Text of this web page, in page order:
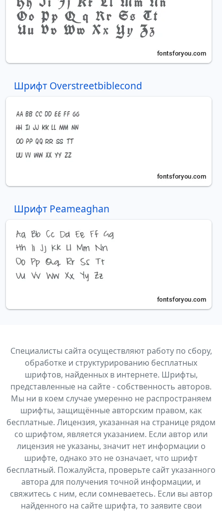
Шрифт Overstreetbiblecond
Шрифт Peameaghan
Специалисты сайта осуществляют работу по сбору,
обработке и структурированию бесплатных
шрифтов, найденных в интернете. Шрифты,
представленные на сайте - собственность авторов.
Мы ни в коем случае умеренно не распространяем
шрифты, защищённые авторским правом, как
бесплатные. Лицензия, указанная на странице рядом
со шрифтом, является указанием. Если автор или
лицензия не указаны, значит нет информации о
шрифте, однако это не означает, что шрифт
бесплатный. Пожалуйста, проверьте сайт указанного
автора для получения точной информации, и
свяжитесь с ним, если сомневаетесь. Если вы автор
найденного на сайте шрифта, то заявите свои